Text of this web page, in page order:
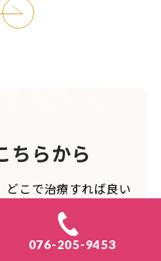
ちらから
どこで治療すれば良い
まれていることやご不
気軽にお問い合わせく
076-205-9453